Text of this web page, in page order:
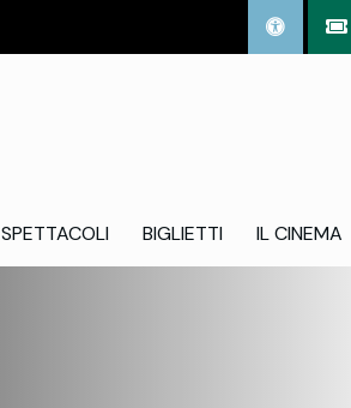
SPETTACOLI BIGLIETTI IL CINEMA